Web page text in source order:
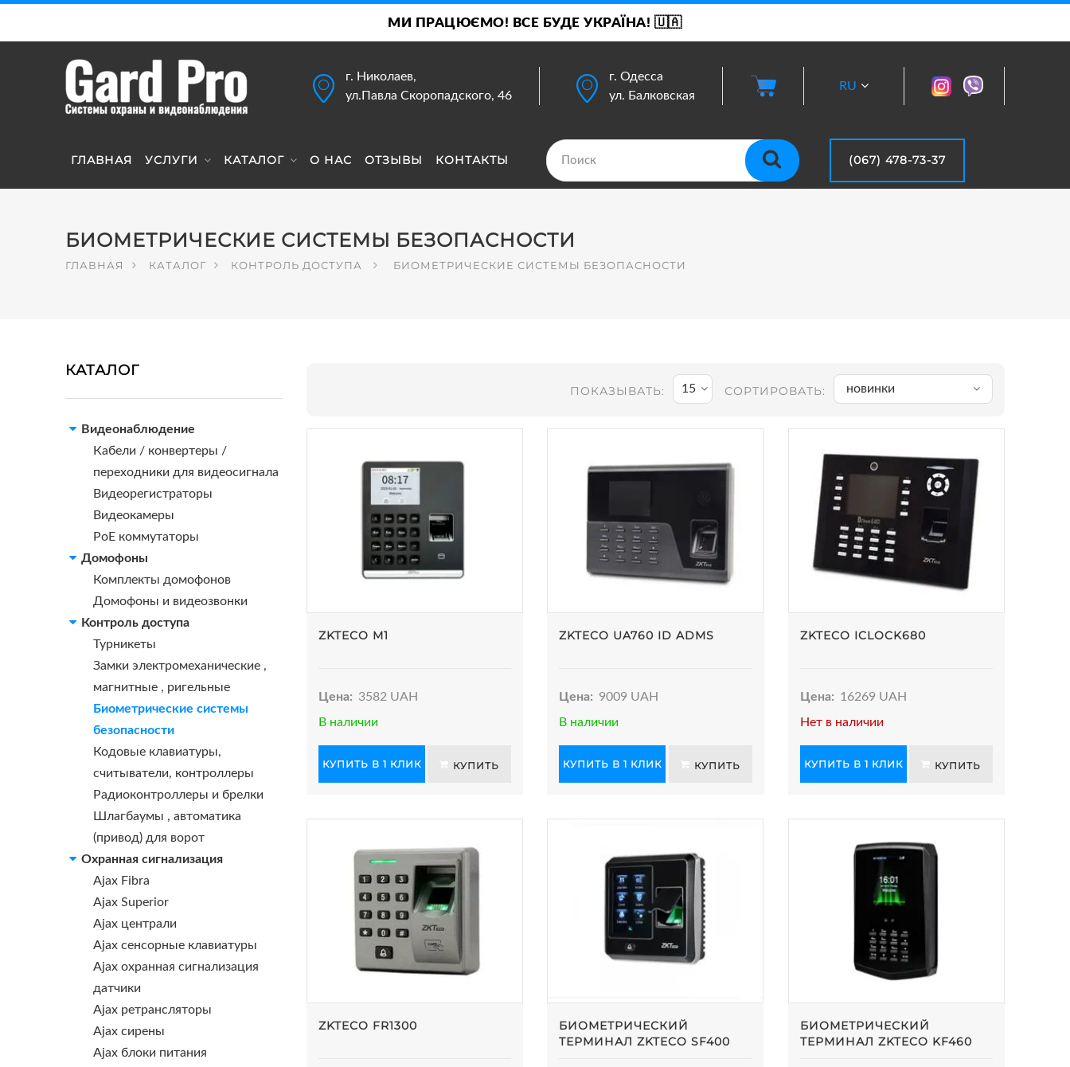
МИ ПРАЦЮЄМО! ВСЕ БУДЕ УКРАЇНА! 🇺🇦
г. Николаев,
ул.Павла Скоропадского, 46
г. Одесса
ул. Балковская
RU
ГЛАВНАЯ УСЛУГИ КАТАЛОГ О НАС ОТЗЫВЫ КОНТАКТЫ (067) 478-73-37
БИОМЕТРИЧЕСКИЕ СИСТЕМЫ БЕЗОПАСНОСТИ
ГЛАВНАЯ КАТАЛОГ КОНТРОЛЬ ДОСТУПА БИОМЕТРИЧЕСКИЕ СИСТЕМЫ БЕЗОПАСНОСТИ
КАТАЛОГ
Видеонаблюдение
Кабели / конвертеры /
переходники для видеосигнала
Видеорегистраторы
Видеокамеры
PoE коммутаторы
Домофоны
Комплекты домофонов
Домофоны и видеозвонки
Контроль доступа
Турникеты
Замки электромеханические ,
магнитные , ригельные
Биометрические системы
безопасности
Кодовые клавиатуры,
считыватели, контроллеры
Радиоконтроллеры и брелки
Шлагбаумы , автоматика
(привод) для ворот
Охранная сигнализация
Ajax Fibra
Ajax Superior
Ajax централи
Ajax сенсорные клавиатуры
Ajax охранная сигнализация
датчики
Ajax ретрансляторы
Ajax сирены
Ajax блоки питания
ПОКАЗЫВАТЬ: 15 СОРТИРОВАТЬ: новинки
ZKTECO M1
Цена: 3582 UAH
В наличии
КУПИТЬ В 1 КЛИК КУПИТЬ
ZKTECO UA760 ID ADMS
Цена: 9009 UAH
В наличии
КУПИТЬ В 1 КЛИК КУПИТЬ
ZKTECO ICLOCK680
Цена: 16269 UAH
Нет в наличии
КУПИТЬ В 1 КЛИК КУПИТЬ
ZKTECO FR1300
БИОМЕТРИЧЕСКИЙ
ТЕРМИНАЛ ZKTECO SF400
БИОМЕТРИЧЕСКИЙ
ТЕРМИНАЛ ZKTECO KF460